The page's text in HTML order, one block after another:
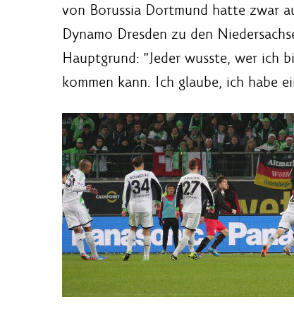
von Borussia Dortmund hatte zwar
Dynamo Dresden zu den
Hauptgrund: "Jeder wusste, wer ich
kommen kann. Ich glaube, ich habe